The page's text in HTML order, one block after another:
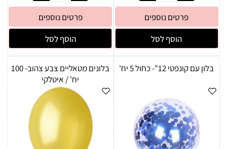
פרטים נוספים
הוסף לסל
פרטים נוספים
הוסף לסל
בלון עם קונפטי 12"- כחול 5 יח'
בלונים מטאליים צבע צהוב- 100
יח' / איטלקי